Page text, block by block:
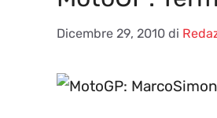
Dicembre 29, 2010 di